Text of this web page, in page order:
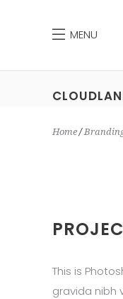
MENU
Home
This is
gravida nibh